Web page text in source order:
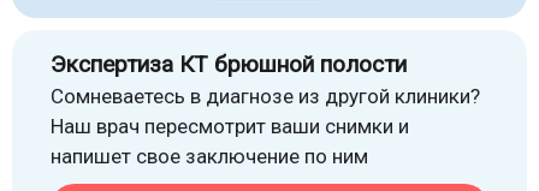
Экспертиза КТ брюшной полости
Сомневаетесь в диагнозе из другой клиники?
Наш врач пересмотрит ваши снимки и
напишет свое заключение по ним